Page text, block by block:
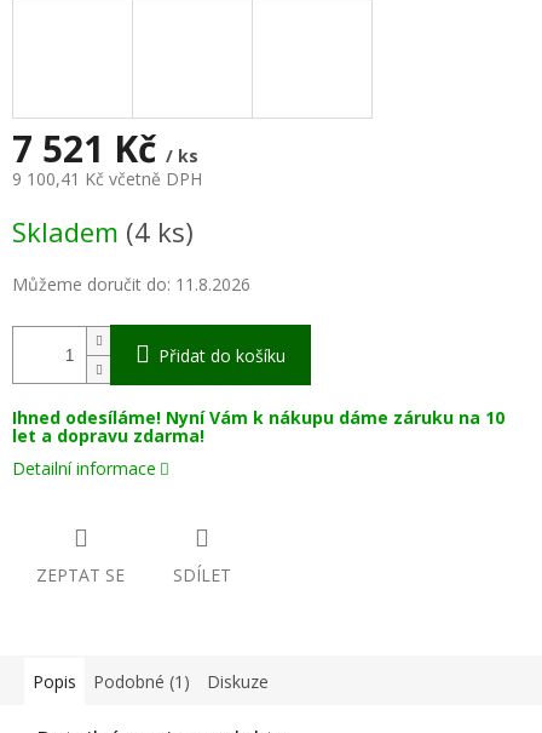
7 521 Kč / ks
9 100,41 Kč včetně DPH
cena:
Skladem (4 ks)
Můžeme doručit do: 11.8.2026
Přidat do košíku
Ihned odesíláme! Nyní Vám k nákupu dáme záruku na 10
let a dopravu zdarma!
Detailní informace
ZEPTAT SE SDÍLET
Popis Podobné (1) Diskuze